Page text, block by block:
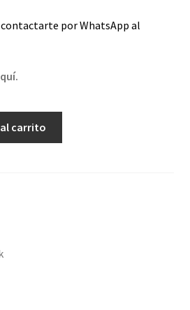
contactarte por WhatsApp al
carrito